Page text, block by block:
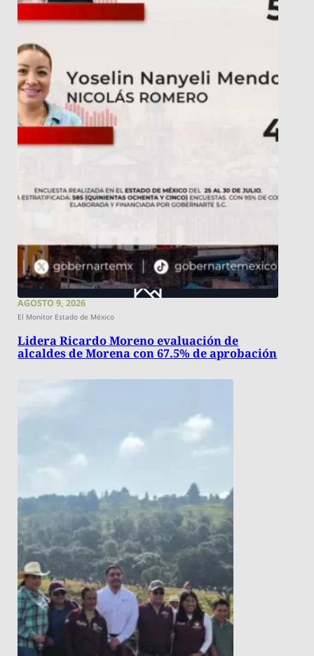
AGOSTO 9, 2026
El Monitor Estado de México
Lidera Ricardo Moreno evaluación de
alcaldes de Morena con 67.5% de aprobación